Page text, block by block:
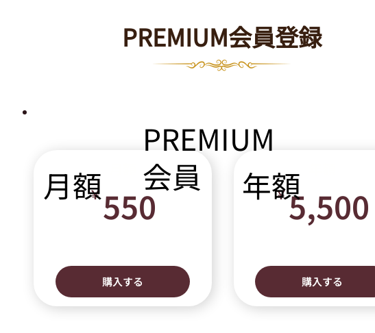
PREMIUM会員登録
PREMIUM
会員
￥550550￥
購入する
￥5,500
1年ごと
購入する
月額 年額